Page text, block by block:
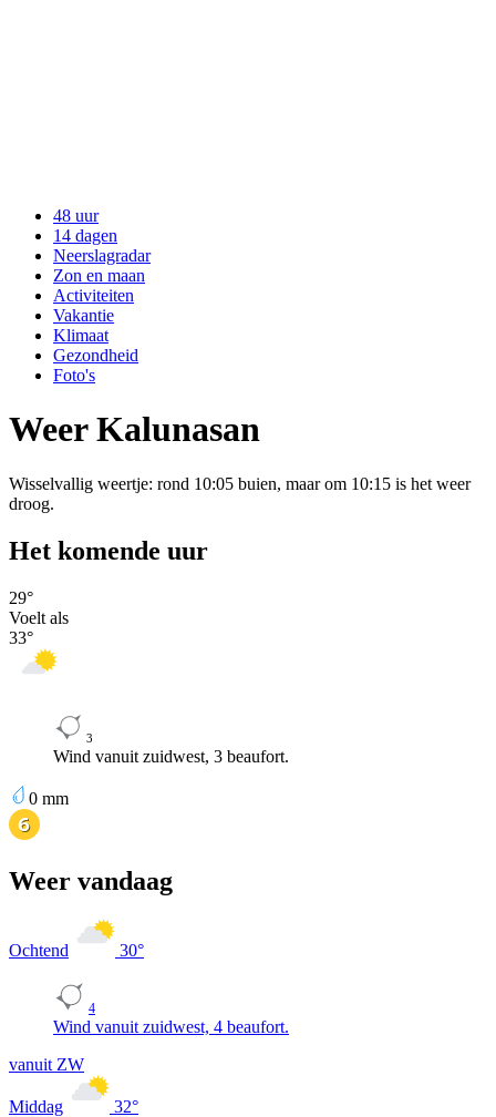
48 uur
14 dagen
Neerslagradar
Zon en maan
Activiteiten
Vakantie
Klimaat
Gezondheid
Foto's
Weer Kalunasan
Wisselvallig weertje: rond 10:05 buien, maar om 10:15 is het weer
droog.
Het komende uur
29°
Voelt als
33°
3
Wind vanuit zuidwest, 3 beaufort.
0 mm
Weer vandaag
Ochtend 30°
4
Wind vanuit zuidwest, 4 beaufort.
vanuit ZW
Middag 32°